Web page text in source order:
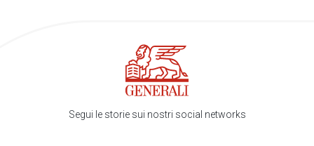
Segui le storie sui nostri social networks